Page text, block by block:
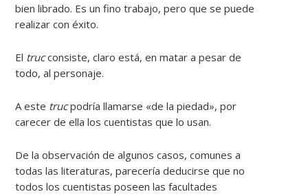
bien librado. Es un fino trabajo, pero que se puede
realizar con éxito.
El trucconsiste, claro está, en matar a pesar de
todo, al personaje.
A este trucpodría llamarse «de la piedad», por
carecer de ella los cuentistas que lo usan.
De la observación de algunos casos, comunes a
todas las literaturas, parecería deducirse que no
todos los cuentistas poseen las facultades